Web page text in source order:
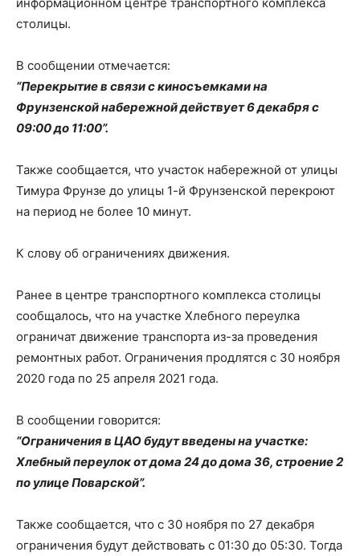
столицы.
В сообщении отмечается:
“Перекрытие в связи с киносъемками на
Фрунзенской набережной действует 6 декабря с
09:00 до 11:00”.
Также сообщается, что участок набережной от улицы
Тимура Фрунзе до улицы 1-й Фрунзенской перекроют
на период не более 10 минут.
К слову об ограничениях движения.
Ранее в центре транспортного комплекса столицы
сообщалось, что на участке Хлебного переулка
ограничат движение транспорта из-за проведения
ремонтных работ. Ограничения продлятся с 30 ноября
2020 года по 25 апреля 2021 года.
В сообщении говорится:
“Ограничения в ЦАО будут введены на участке:
Хлебный переулок от дома 24 до дома 36, строение 2
по улице Поварской”.
Также сообщается, что с 30 ноября по 27 декабря
ограничения будут действовать с 01:30 до 05:30. Тогда